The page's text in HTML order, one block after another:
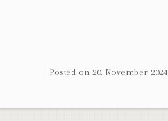
Posted on 20. November 2024